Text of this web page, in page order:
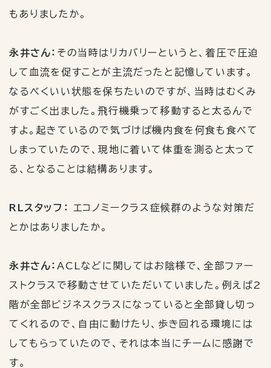
もありましたか。
永井さん： その当時はリカバリーというと、着圧で圧迫
して血流を促すことが主流だったと記憶しています。
なるべくいい状態を保ちたいのですが、当時はむくみ
がすごく出ました。飛行機乗って移動すると太るんで
すよ。起きているので気づけば機内食を何食も食べて
しまっていたので、現地に着いて体重を測ると太って
る、となることは結構あります。
RLスタッフ：
エコノミークラス症候群のような対策だ
とかはありましたか。
永井さん： ACL などに関してはお陰様で、全部ファー
ストクラスで移動させていただいていました。例えば2
階が全部ビジネスクラスになっていると全部貸し切っ
てくれるので、自由に動けたり、歩き回れる環境には
してもらっていたので、それは本当にチームに感謝で
す。